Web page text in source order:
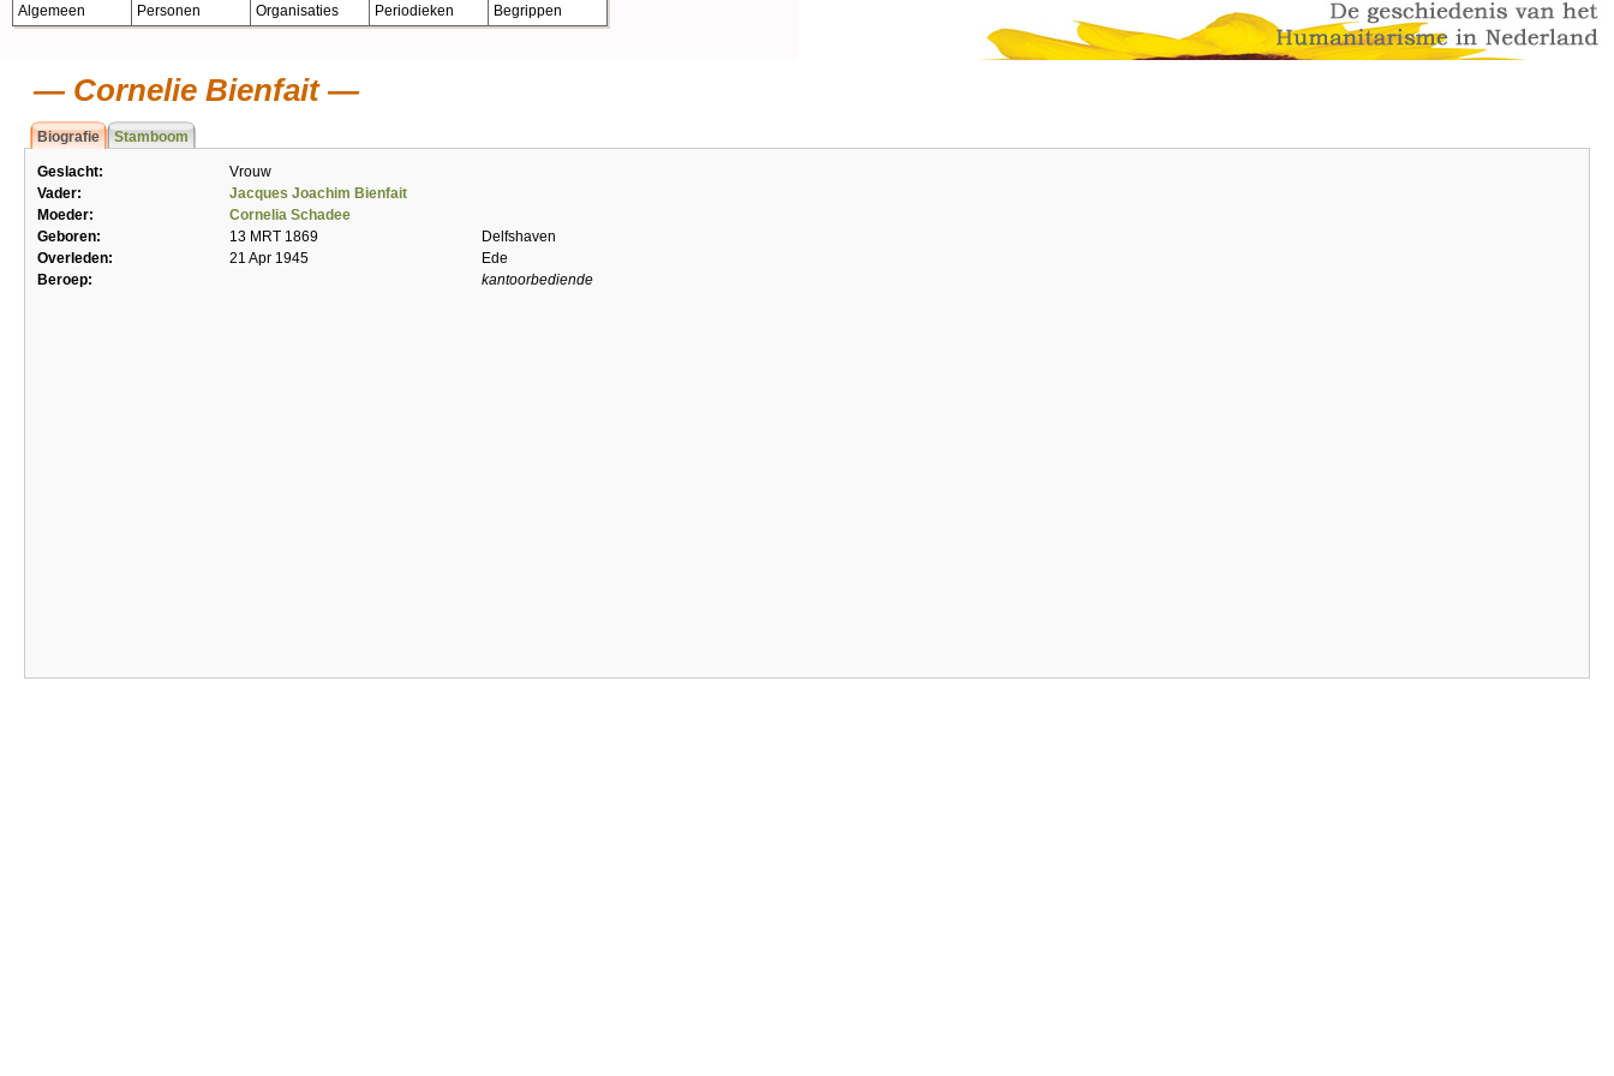
Algemeen Personen Organisaties Periodieken Begrippen
Cornelie Bienfait
Biografie Stamboom
Geslacht:
Vrouw
Vader:
Jacques Joachim Bienfait
Moeder:
Cornelia Schadee
Geboren:
13 MRT 1869
Delfshaven
Overleden:
21 Apr 1945
Ede
Beroep:
kantoorbediende